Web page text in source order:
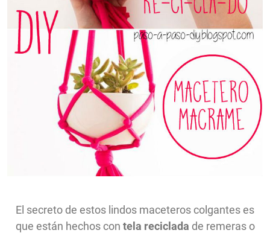
El secreto de estos lindos maceteros colgantes es
que están hechos con tela reciclada de remeras o